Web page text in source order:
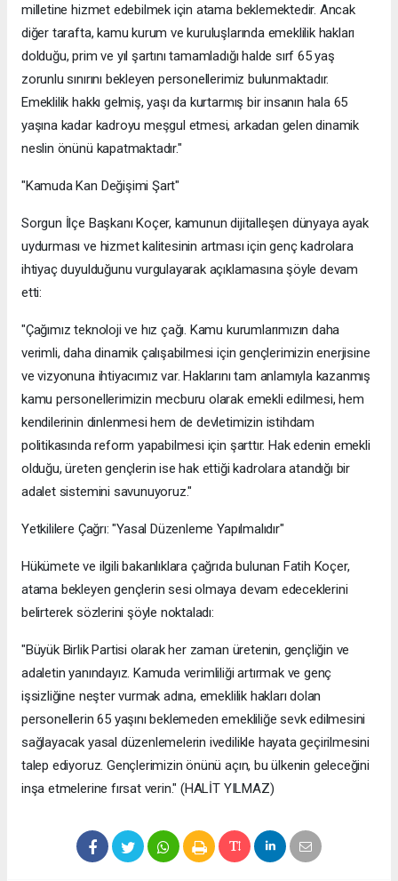
milletine hizmet edebilmek için atama beklemektedir. Ancak
diğer tarafta, kamu kurum ve kuruluşlarında emeklilik hakları
dolduğu, prim ve yıl şartını tamamladığı halde sırf 65 yaş
zorunlu sınırını bekleyen personellerimiz bulunmaktadır.
Emeklilik hakkı gelmiş, yaşı da kurtarmış bir insanın hala 65
yaşına kadar kadroyu meşgul etmesi, arkadan gelen dinamik
neslin önünü kapatmaktadır."
​"Kamuda Kan Değişimi Şart"
​Sorgun İlçe Başkanı Koçer, kamunun dijitalleşen dünyaya ayak
uydurması ve hizmet kalitesinin artması için genç kadrolara
ihtiyaç duyulduğunu vurgulayarak açıklamasına şöyle devam
etti:
​"Çağımız teknoloji ve hız çağı. Kamu kurumlarımızın daha
verimli, daha dinamik çalışabilmesi için gençlerimizin enerjisine
ve vizyonuna ihtiyacımız var. Haklarını tam anlamıyla kazanmış
kamu personellerimizin mecburu olarak emekli edilmesi, hem
kendilerinin dinlenmesi hem de devletimizin istihdam
politikasında reform yapabilmesi için şarttır. Hak edenin emekli
olduğu, üreten gençlerin ise hak ettiği kadrolara atandığı bir
adalet sistemini savunuyoruz."
​Yetkililere Çağrı: "Yasal Düzenleme Yapılmalıdır"
​Hükümete ve ilgili bakanlıklara çağrıda bulunan Fatih Koçer,
atama bekleyen gençlerin sesi olmaya devam edeceklerini
belirterek sözlerini şöyle noktaladı:
​"Büyük Birlik Partisi olarak her zaman üretenin, gençliğin ve
adaletin yanındayız. Kamuda verimliliği artırmak ve genç
işsizliğine neşter vurmak adına, emeklilik hakları dolan
personellerin 65 yaşını beklemeden emekliliğe sevk edilmesini
sağlayacak yasal düzenlemelerin ivedilikle hayata geçirilmesini
talep ediyoruz. Gençlerimizin önünü açın, bu ülkenin geleceğini
inşa etmelerine fırsat verin." (HALİT YILMAZ)